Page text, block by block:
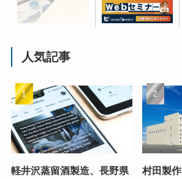
人気記事
軽井沢蒸留酒製造、長野県
村田製